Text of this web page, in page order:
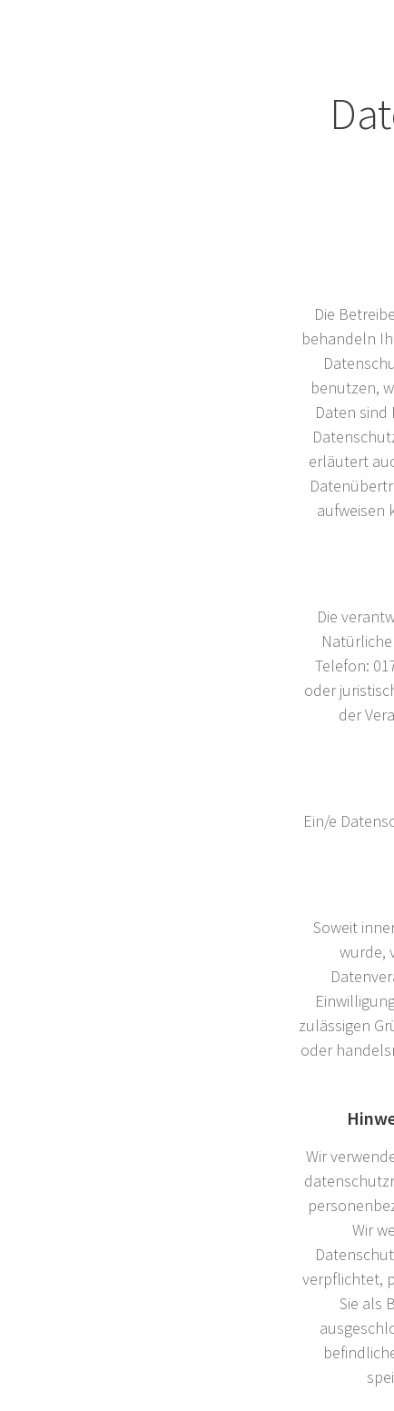
Die
behandeln
benutzen,
Daten
erläutert
aufweisen
Die
Telefon:
oder
der
Ein/e
Soweit
wurde,
zulässigen
oder
Wir
Wir
verpflichtet,
Sie als